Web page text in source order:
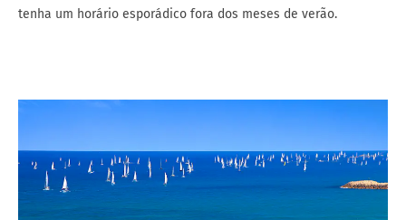
tenha um horário esporádico fora dos meses de verão.